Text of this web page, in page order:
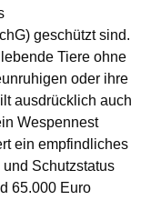
geschützt sind.
Tiere ohne
oder ihre
ausdrücklich auch
Wespennest
ein empfindliches
Schutzstatus
65.000 Euro